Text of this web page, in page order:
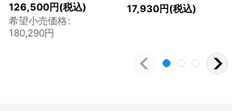
126,500円(税込)
希望小売価格:
180,290円
17,930円(税込)